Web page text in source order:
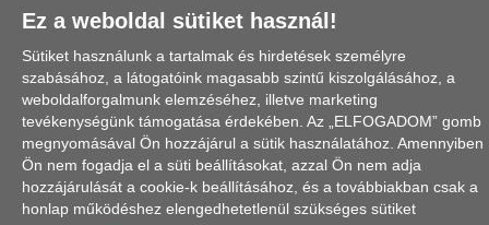
Ez a weboldal sütiket használ!
Sütiket használunk a tartalmak és hirdetések személyre
szabásához, a látogatóink magasabb szintű kiszolgálásához, a
weboldalforgalmunk elemzéséhez, illetve marketing
tevékenységünk támogatása érdekében. Az „ELFOGADOM” gomb
megnyomásával Ön hozzájárul a sütik használatához. Amennyiben
Ön nem fogadja el a süti beállításokat, azzal Ön nem adja
hozzájárulását a cookie-k beállításához, és a továbbiakban csak a
honlap működéshez elengedhetetlenül szükséges sütiket